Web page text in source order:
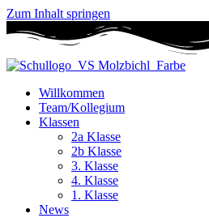
Zum Inhalt springen
Willkommen
Team/Kollegium
Klassen
2a Klasse
2b Klasse
3. Klasse
4. Klasse
1. Klasse
News